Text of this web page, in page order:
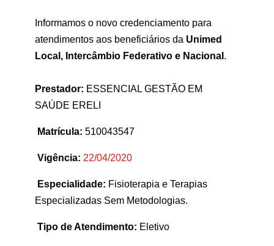
Informamos o novo credenciamento para
atendimentos aos beneficiários da Unimed
Local, Intercâmbio Federativo e Nacional .
Prestador: ESSENCIAL GESTÃO EM
SAÚDE ERELI
Matrícula: 510043547
Vigência: 22/04/2020
Especialidade: Fisioterapia e Terapias
Especializadas Sem Metodologias.
Tipo de Atendimento: Eletivo